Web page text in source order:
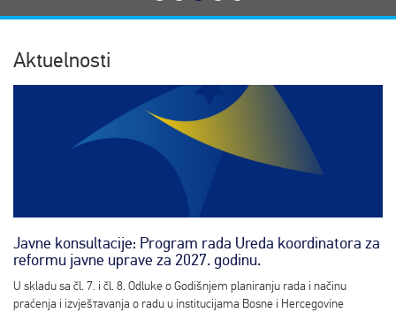
Aktuelnosti
Javne konsultacije: Program rada Ureda koordinatora za
reformu javne uprave za 2027. godinu.
U skladu sa čl. 7. i čl. 8. Odluke o Godišnjem planiranju rada i načinu
praćenja i izvјеšтаvаnja o radu u institucijama Bosne i Hercegovine